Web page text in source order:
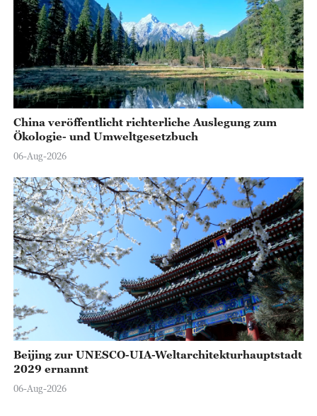
China veröffentlicht richterliche Auslegung zum
Ökologie- und Umweltgesetzbuch
06-Aug-2026
Beijing zur UNESCO-UIA-Weltarchitekturhauptstadt
2029 ernannt
06-Aug-2026